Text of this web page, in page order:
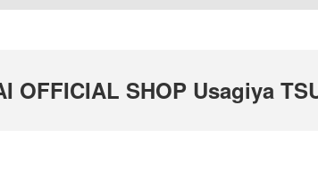
OFFICIAL SHOP Usagiya